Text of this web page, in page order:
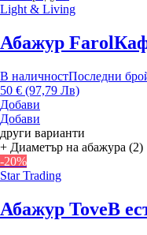
Light & Living
Абажур Farol
В наличностПоследни
50 € (97,79 Лв)
Добави
Добави
други варианти
+ Диаметър на абажура (2)
-20%
Star Trading
Абажур ToveВ